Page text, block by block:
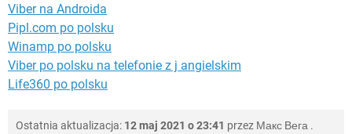
Viber na Androida
Pipl.com po polsku
Winamp po polsku
Viber po polsku na telefonie z j angielskim
Life360 po polsku
Ostatnia aktualizacja: 12 maj 2021 o 23:41 przez Макс Вега .